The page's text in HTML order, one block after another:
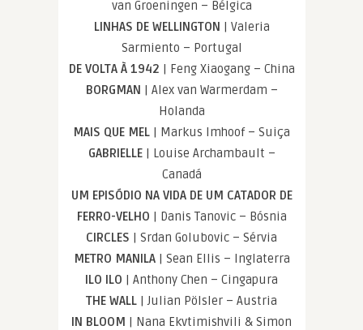
van Groeningen – Bélgica
LINHAS DE WELLINGTON | Valeria
Sarmiento – Portugal
DE VOLTA À 1942 | Feng Xiaogang – China
BORGMAN | Alex van Warmerdam –
Holanda
MAIS QUE MEL | Markus Imhoof – Suiça
GABRIELLE| Louise Archambault –
Canadá
UM EPISÓDIO NA VIDA DE UM CATADOR DE
FERRO-VELHO | Danis Tanovic – Bósnia
CIRCLES | Srdan Golubovic – Sérvia
METRO MANILA| Sean Ellis – Inglaterra
ILO ILO | Anthony Chen – Cingapura
THE WALL | Julian Pölsler – Austria
IN BLOOM | Nana Ekvtimishvili & Simon